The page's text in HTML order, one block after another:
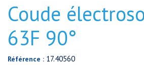
Coude
63F 90°
Référence : 17.40560